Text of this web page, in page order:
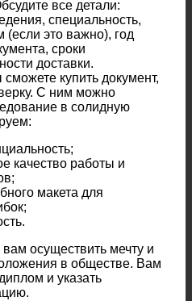
все детали:
специальность,
(если это важно), год
сроки
доставки.
купить документ,
С ним можно
в солидную
качество работы и
макета для
осуществить мечту и
в обществе. Вам
и указать